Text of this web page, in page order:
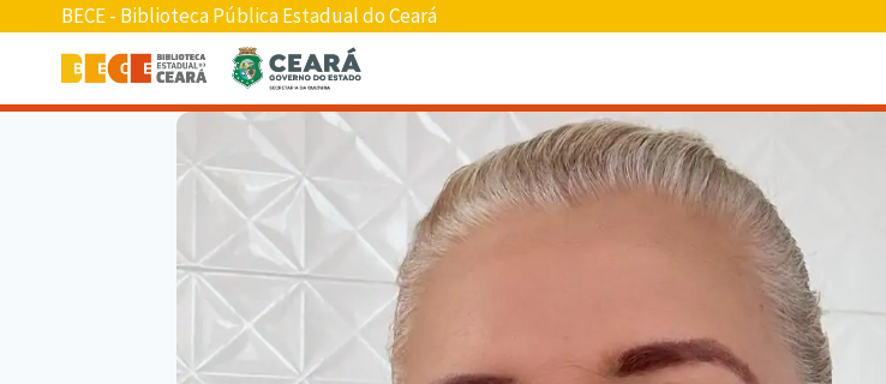
BECE - Biblioteca Pública Estadual do Ceará